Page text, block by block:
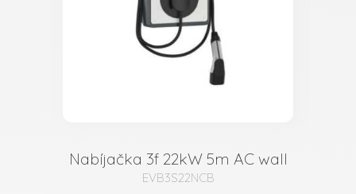
Nabíjačka 3f 22kW 5m AC wall
EVB3S22NCB